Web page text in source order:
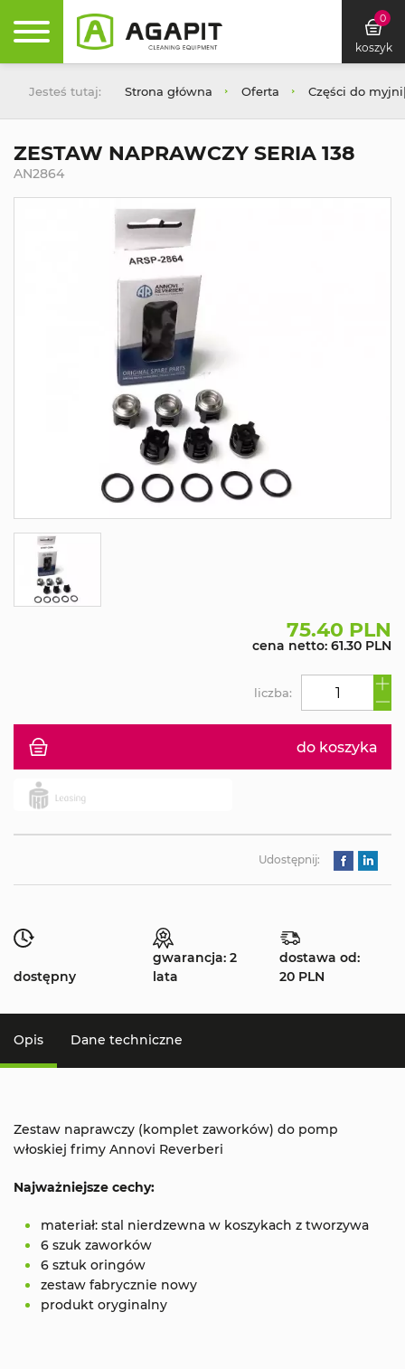
0
koszyk
Jesteś tutaj: Strona główna Oferta Części do
ZESTAW NAPRAWCZY SERIA 138
AN2864
75.40 PLN
cena netto: 61.30 PLN
do koszyka
liczba:
Udostępnij:
dostępny
gwarancja: 2
lata
dostawa od:
20 PLN
Opis Dane techniczne
Zestaw naprawczy (komplet zaworków) do pomp
włoskiej frimy Annovi Reverberi
Najważniejsze cechy:
materiał: stal nierdzewna w koszykach z tworzywa
6 szuk zaworków
6 sztuk oringów
zestaw fabrycznie nowy
produkt oryginalny